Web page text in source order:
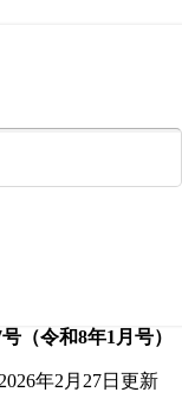
（令和8年1月号）
2026年2月27日 更新